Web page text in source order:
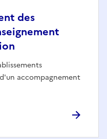
des
accompagnement